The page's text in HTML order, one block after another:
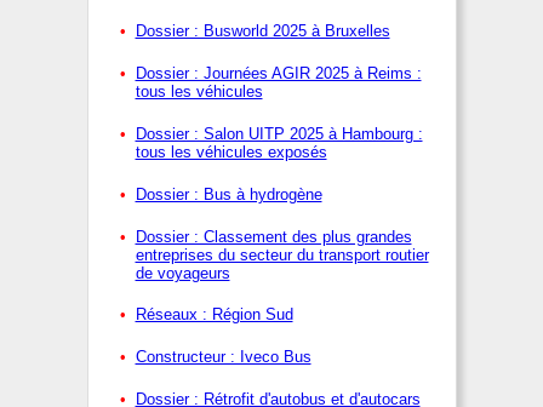
Dossier : Busworld 2025 à Bruxelles
Dossier : Journées AGIR 2025 à Reims :
tous les véhicules
Dossier : Salon UITP 2025 à Hambourg :
tous les véhicules exposés
Dossier : Bus à hydrogène
Dossier : Classement des plus grandes
entreprises du secteur du transport routier
de voyageurs
Réseaux : Région Sud
Constructeur : Iveco Bus
Dossier : Rétrofit d'autobus et d'autocars